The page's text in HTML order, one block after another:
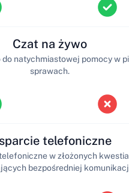
Czat na żywo
do natychmiastowej pomocy w
sprawach.
telefoniczne
w złożonych
bezpośredniej